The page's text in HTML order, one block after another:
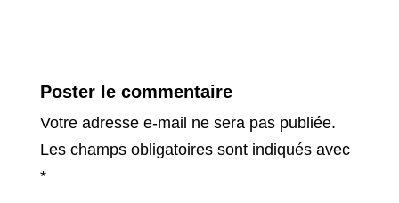
Poster le commentaire
Votre adresse e-mail ne sera pas publiée.
Les champs obligatoires sont indiqués avec
*